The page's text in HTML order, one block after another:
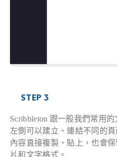
STEP 3
Scribbleton 跟一般我們常用的
左側可以建立、連結不同的
內容直接複製、貼上，也會
片和文字格式。